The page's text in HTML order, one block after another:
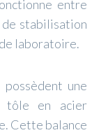
entre
stabilisation
laboratoire.
une
tôle en acier
Cette balance